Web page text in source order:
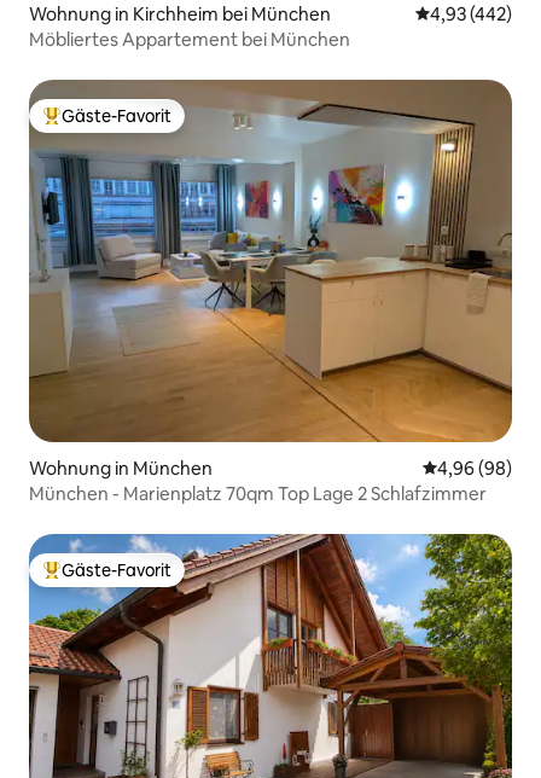
Wohnung in Kirchheim bei München
4,93 (442)
Möbliertes Appartement bei München
Beliebter Gäste-Favorit.
Gäste-Favorit
Wohnung in München
4,96 (98)
München - Marienplatz 70qm Top Lage 2 Schlafzimmer
Beliebter Gäste-Favorit.
Gäste-Favorit